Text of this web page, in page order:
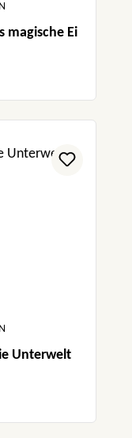
magische Ei
Unterwelt